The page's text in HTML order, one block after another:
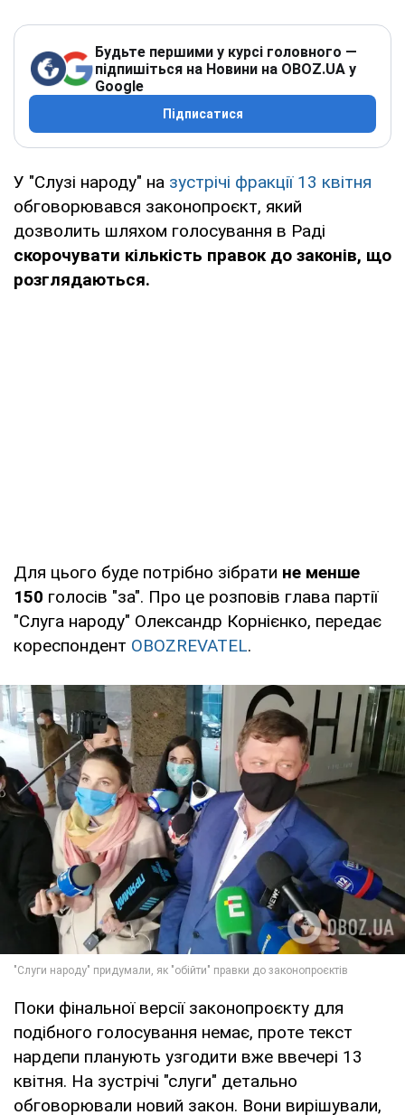
Будьте першими у курсі головного —
підпишіться на Новини на OBOZ.UA у
Google
Підписатися
У "Слузі народу" на зустрічі фракції 13 квітня
обговорювався законопроєкт, який
дозволить шляхом голосування в Раді
скорочувати кількість правок до законів, що
розглядаються.
Для цього буде потрібно зібрати не менше
150 голосів "за". Про це розповів глава партії
"Слуга народу" Олександр Корнієнко, передає
кореспондент OBOZREVATEL.
Поки фінальної версії законопроєкту для
подібного голосування немає, проте текст
нардепи планують узгодити вже ввечері 13
квітня. На зустрічі "слуги" детально
обговорювали новий закон. Вони вирішували,